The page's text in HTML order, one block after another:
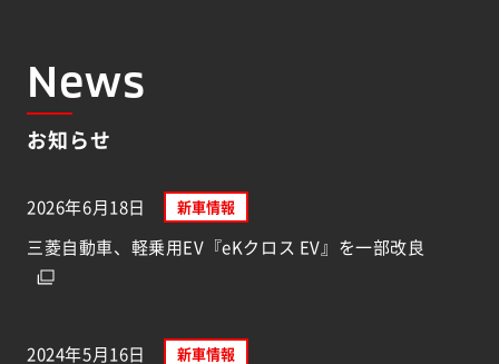
News
お知らせ
2026年6月18日 新車情報
三菱自動車、軽乗用EV『eKクロス EV』を一部改良
2024年5月16日 新車情報